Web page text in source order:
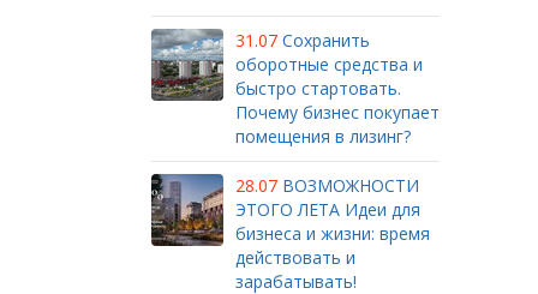
31.07 Сохранить
оборотные средства и
быстро стартовать.
Почему бизнес покупает
помещения в лизинг?
28.07 ВОЗМОЖНОСТИ
ЭТОГО ЛЕТА Идеи для
бизнеса и жизни: время
действовать и
зарабатывать!